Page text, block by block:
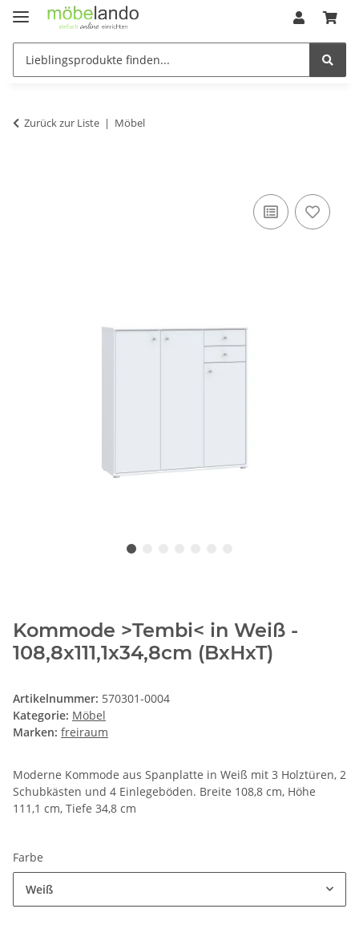
Zurück zur Liste Möbel
Kommode >Tembi< in Weiß -
108,8x111,1x34,8cm (BxHxT)
Artikelnummer: 570301-0004
Kategorie: Möbel
Marken: freiraum
Moderne Kommode aus Spanplatte in Weiß mit 3 Holztüren, 2
Schubkästen und 4 Einlegeböden. Breite 108,8 cm, Höhe
111,1 cm, Tiefe 34,8 cm
Farbe
Weiß